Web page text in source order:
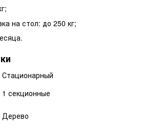
на стол: до 250 кг;
Стационарный
1 секционные
Дерево